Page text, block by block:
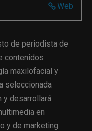
Web
de periodista de
contenidos
maxilofacial y
seleccionada
y desarrollará
en
y de marketing.